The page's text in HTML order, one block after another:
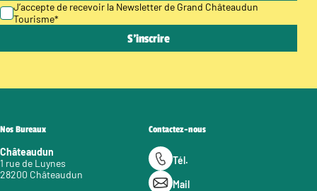
J’accepte de recevoir la Newsletter de Grand Châteaudun
Tourisme*
Nos Bureaux
Châteaudun
1 rue de Luynes
28200 Châteaudun
Contactez-nous
Tél.
Mail